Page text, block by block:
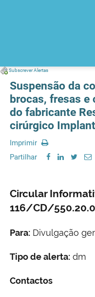
Subscrever Alertas
Suspensão da
brocas, fresas
do fabricante
cirúrgico
Imprimir
Partilhar
Circular
116/CD/
Para: Divulgação
Tipo de alerta: dm
Contactos